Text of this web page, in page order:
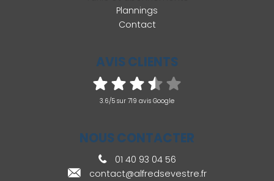
Plannings
Contact
AVIS CLIENTS
3.6/5 sur 719 avis Google
NOUS CONTACTER
01 40 93 04 56
contact@alfredsevestre.fr